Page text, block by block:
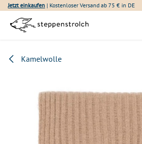
Zum Inhalt springen
Jetzt einkaufen | Kostenloser Versand ab 75 € in DE
Kamelwolle